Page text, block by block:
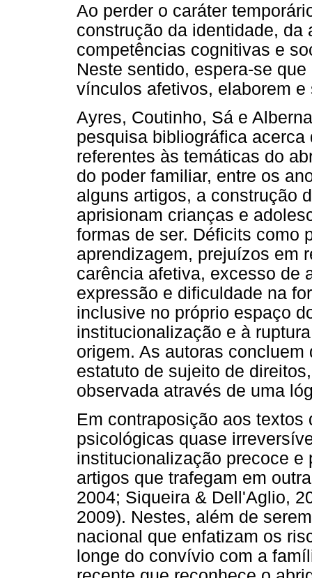
Ao perder o caráter
construção da identidade,
competências cognitivas e
Neste sentido, espera-se
vínculos afetivos, elaborem
Ayres, Coutinho, Sá e
pesquisa bibliográfica
referentes às temáticas do
do poder familiar, entre os
alguns artigos, a construção
aprisionam crianças e
formas de ser. Déficits como
aprendizagem, prejuízos em
carência afetiva, excesso de
expressão e dificuldade na
inclusive no próprio espaço
institucionalização e à
origem. As autoras
estatuto de sujeito de
observada através de uma
Em contraposição aos
psicológicas quase
institucionalização precoce e
artigos que trafegam em
2004; Siqueira & Dell'Aglio,
2009). Nestes, além de
nacional que enfatizam os
longe do convívio com a